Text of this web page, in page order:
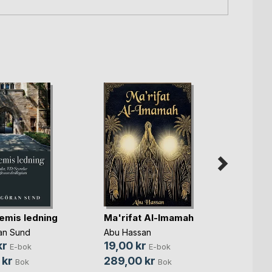
ledning
Sund
E-bok
kr Bok
Ma'rifat Al-Imamah
Abu Hassan
19,00 kr E-bok
289,00 kr Bok